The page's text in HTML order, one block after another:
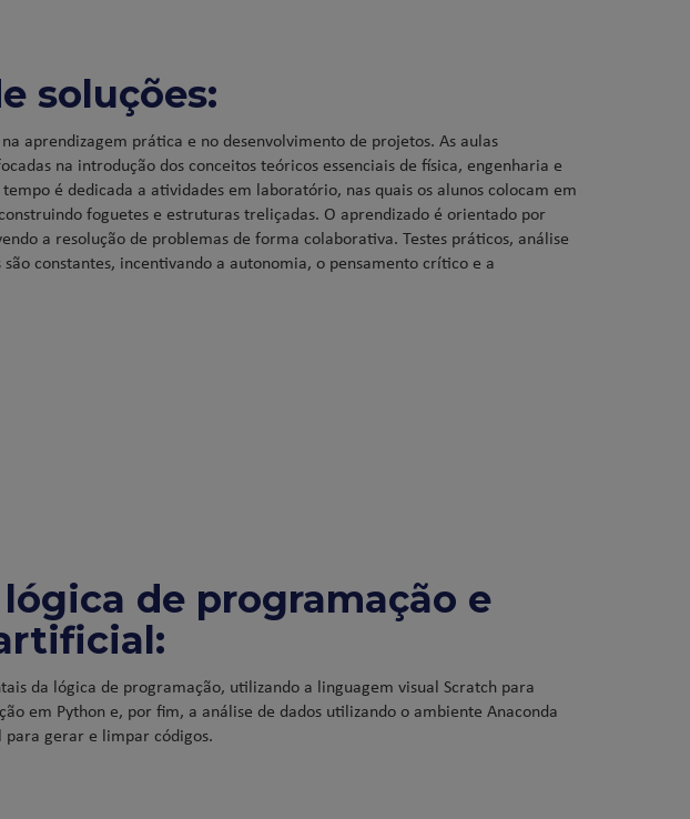
soluções:
aprendizagem prática e no desenvolvimento de projetos. As aulas
na introdução dos conceitos teóricos essenciais de física, engenharia e
é dedicada a atividades em laboratório, nas quais os alunos colocam em
foguetes e estruturas treliçadas. O aprendizado é orientado por
a resolução de problemas de forma colaborativa. Testes práticos, análise
constantes, incentivando a autonomia, o pensamento crítico e a
de programação e
da lógica de programação, utilizando a linguagem visual Scratch para
em Python e, por fim, a análise de dados utilizando o ambiente Anaconda
gerar e limpar códigos.